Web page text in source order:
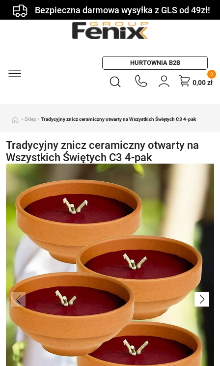
Bezpieczna darmowa wysyłka z GLS od 49zł!
HURTOWNIA B2B
0
0,00zł
» Sklep » Tradycyjny znicz ceramiczny otwarty na Wszystkich Świętych C3 4-pak
Tradycyjny znicz ceramiczny otwarty na
Wszystkich Świętych C3 4-pak